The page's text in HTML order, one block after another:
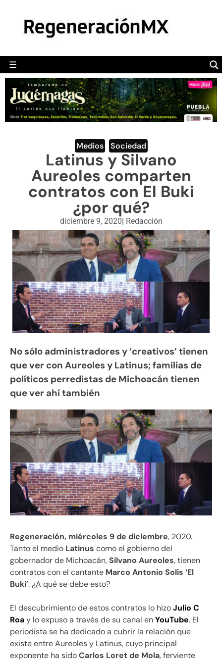
☰
POLÍTICA
CAMALEÓN
OPINIÓN
DEPORTES
ENGLISH SECTION
VIDEOS
Medios Sociedad
Latinus y Silvano
Aureoles comparten
contratos con El Buki
¿por qué?
diciembre 9, 2020| Redacción
No sólo administradores y ‘creativos’ tienen
que ver con Aureoles y Latinus; familias de
políticos perredistas de Michoacán tienen
que ver ahí también
Regeneración, miércoles 9 de diciembre, 2020.
Tanto el medio Latinus como el gobierno del
gobernador de Michoacán,Silvano Aureoles, tienen
contratos con el cantante Marco Antonio Solís ‘El
Buki’. ¿A qué se debe esto?
El descubrimiento de estos contratos lo hizoJulio C
Roay lo expuso a través de su canal enYouTube. El
periodista se ha dedicado a cubrir la relación que
existe entre Aureoles y Latinus, cuyo principal
exponente ha sidoCarlos Loret de Mola, ferviente